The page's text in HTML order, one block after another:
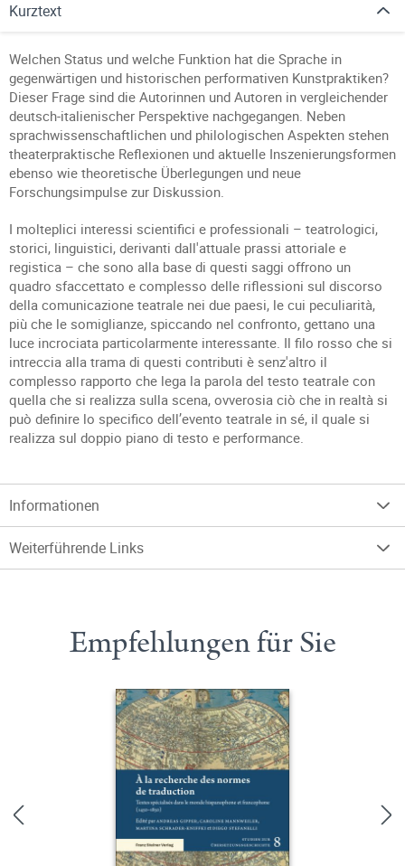
Kurztext
Welchen Status und welche Funktion hat die Sprache in
gegenwärtigen und historischen performativen Kunstpraktiken?
Dieser Frage sind die Autorinnen und Autoren in vergleichender
deutsch-italienischer Perspektive nachgegangen. Neben
sprachwissenschaftlichen und philologischen Aspekten stehen
theaterpraktische Reflexionen und aktuelle Inszenierungsformen
ebenso wie theoretische Überlegungen und neue
Forschungsimpulse zur Diskussion.
I molteplici interessi scientifici e professionali – teatrologici,
storici, linguistici, derivanti dall'attuale prassi attoriale e
registica – che sono alla base di questi saggi offrono un
quadro sfaccettato e complesso delle riflessioni sul discorso
della comunicazione teatrale nei due paesi, le cui peculiarità,
più che le somiglianze, spiccando nel confronto, gettano una
luce incrociata particolarmente interessante. Il filo rosso che si
intreccia alla trama di questi contributi è senz'altro il
complesso rapporto che lega la parola del testo teatrale con
quella che si realizza sulla scena, ovverosia ciò che in realtà si
può definire lo specifico dell’evento teatrale in sé, il quale si
realizza sul doppio piano di testo e performance.
Informationen
Weiterführende Links
Empfehlungen für Sie